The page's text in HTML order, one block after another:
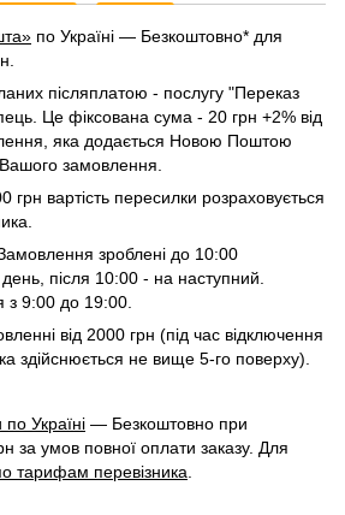
по Україні — Безкоштовно* для
післяплатою - послугу "Переказ
Це фіксована сума - 20 грн +2% від
яка додається Новою Поштою
замовлення.
вартість пересилки розраховується
зроблені до 10:00
після 10:00 - на наступний.
з 9:00 до 19:00.
від 2000 грн (під час відключення
здійснюється не вище 5-го поверху).
Україні — Безкоштовно при
за умов повної оплати заказу. Для
тарифам перевізника